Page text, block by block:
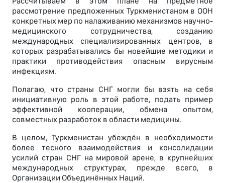
рассмотрение предложенных Туркменистаном в ООН
конкретных мер по налаживанию механизмов научно-
медицинского сотрудничества, созданию
международных специализированных центров, в
которых разрабатывались бы новейшие методики и
практики противодействия опасным вирусным
инфекциям.
Полагаю, что страны СНГ могли бы взять на себя
инициативную роль в этой работе, подать пример
эффективной кооперации, обмена опытом,
совместных разработок в области медицины.
В целом, Туркменистан убеждён в необходимости
более тесного взаимодействия и консолидации
усилий стран СНГ на мировой арене, в крупнейших
международных структурах, прежде всего, в
Организации Объединённых Наций.